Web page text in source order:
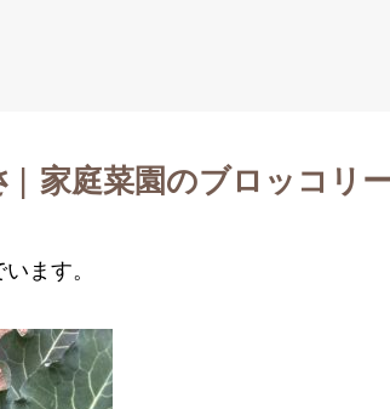
| 家庭菜園のブロッコリ
ます。